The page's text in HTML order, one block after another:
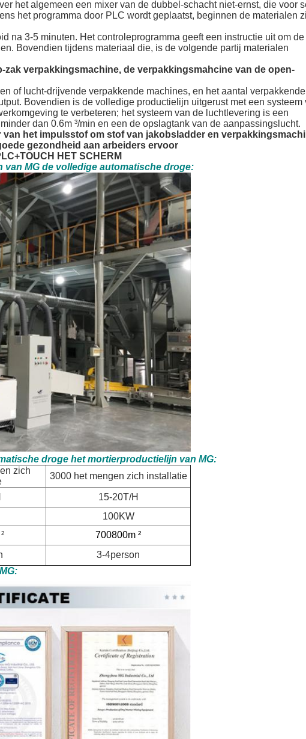
het algemeen een mixer van de dubbel-schacht niet-ernst, die voor
het programma door PLC wordt geplaatst, beginnen de materialen
na 3-5 minuten. Het controleprogramma geeft een instructie uit om de
Bovendien tijdens materiaal die, is de volgende partij materialen
zak verpakkingsmachine, de verpakkingsmahcine van de open-
of lucht-drijvende verpakkende machines, en het aantal verpakkende
Bovendien is de volledige productielijn uitgerust met een systeem
te verbeteren; het systeem van de luchtlevering is een
dan 0.6m ³/min en een de opslagtank van de aanpassingslucht.
het impulsstof om stof van jakobsladder en
gezondheid aan arbeiders ervoor
HET SCHERM
MG de volledige automatische droge:
droge het mortierproductielijn van MG:
zich
3000 het mengen zich installatie
15-20T/H
100KW
700800m ²
3-4person